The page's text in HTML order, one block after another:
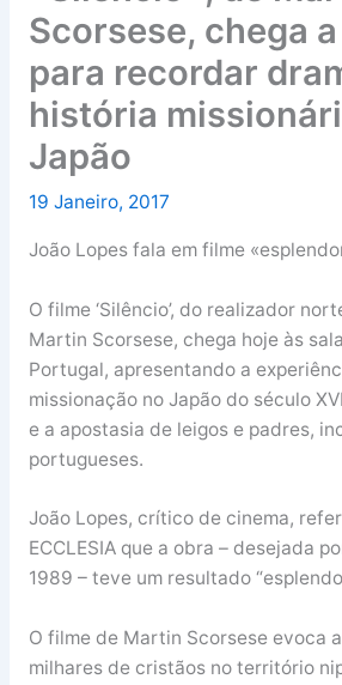
Scorsese, chega
para recordar
história
Japão
19 Janeiro, 2017
João Lopes fala em filme
O filme ‘Silêncio’, do realizador
Martin Scorsese, chega hoje às
Portugal, apresentando a
missionação no Japão do século
e a apostasia de leigos e padres,
portugueses.
João Lopes, crítico de cinema,
ECCLESIA que a obra – desejada
1989 – teve um resultado
O filme de Martin Scorsese evoca
milhares de cristãos no território